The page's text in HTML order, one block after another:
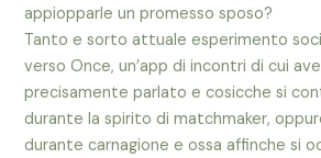
appiopparle un promesso sposo?
Tanto e sorto attuale esperimento
verso Once, un’app di incontri di cui
precisamente parlato e cosicche si
durante la spirito di matchmaker,
durante carnagione e ossa affinche si